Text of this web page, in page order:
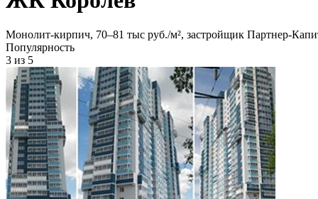
Монолит-кирпич, 70‒81 тыс руб./м², застройщик Партнер-
Популярность
3 из 5